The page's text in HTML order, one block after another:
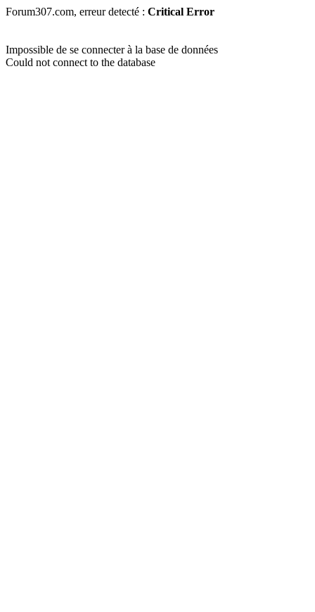
Forum307.com, erreur detecté : Critical Error
Impossible de se connecter à la base de données
Could not connect to the database